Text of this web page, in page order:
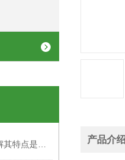
产品介